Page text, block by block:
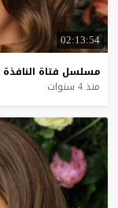
02:13:54
مسلسل فتاة النافذة
منذ 4 سنوات